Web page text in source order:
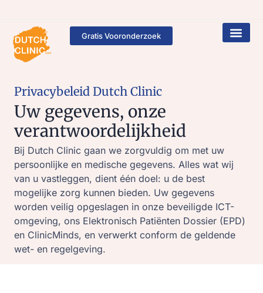
Gratis Vooronderzoek
Privacybeleid Dutch Clinic
Uw gegevens, onze
verantwoordelijkheid
Bij Dutch Clinic gaan we zorgvuldig om met uw
persoonlijke en medische gegevens. Alles wat wij
van u vastleggen, dient één doel: u de best
mogelijke zorg kunnen bieden. Uw gegevens
worden veilig opgeslagen in onze beveiligde ICT-
omgeving, ons Elektronisch Patiënten Dossier (EPD)
en ClinicMinds, en verwerkt conform de geldende
wet- en regelgeving.